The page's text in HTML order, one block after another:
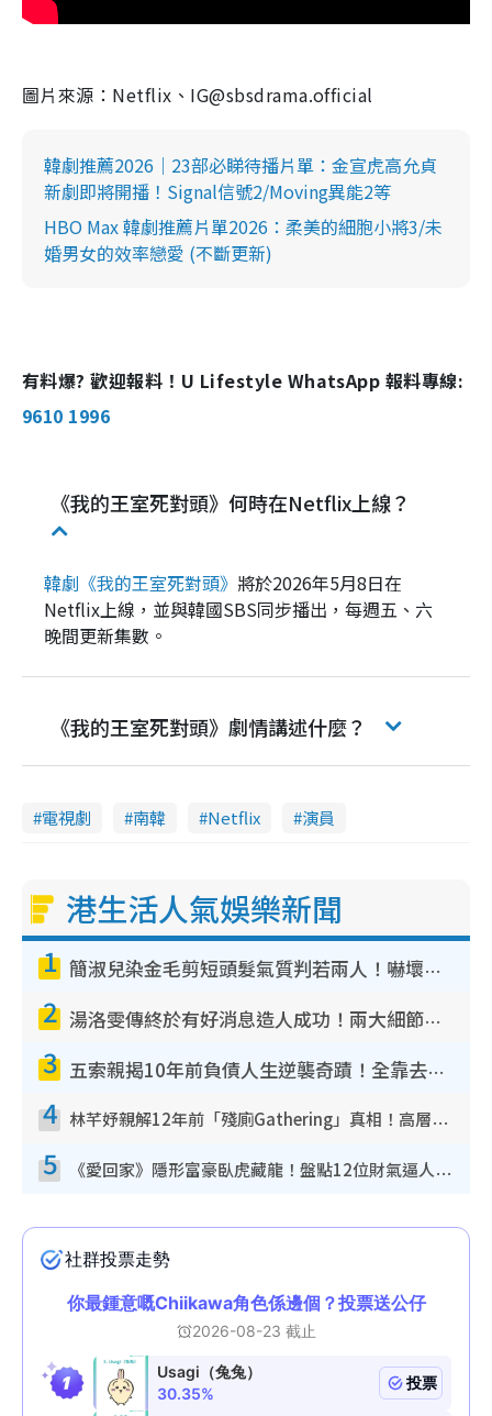
圖片來源：Netflix、IG@sbsdrama.official
韓劇推薦2026｜23部必睇待播片單：金宣虎高允貞
新劇即將開播！Signal信號2/Moving異能2等
HBO Max 韓劇推薦片單2026：柔美的細胞小將3/未
婚男女的效率戀愛 (不斷更新)
有料爆? 歡迎報料！U Lifestyle WhatsApp 報料專線:
9610 1996
《我的王室死對頭》何時在Netflix上線？
韓劇《我的王室死對頭》 將於2026年5月8日在
Netflix上線，並與韓國SBS同步播出，每週五、六
晚間更新集數。
《我的王室死對頭》劇情講述什麼？
電視劇 南韓 Netflix 演員
港生活人氣娛樂新聞
1 簡淑兒染金毛剪短頭髮氣質判若兩人！嚇壞老公麥大力都認唔出：「你做咩事？」
2 湯洛雯傳終於有好消息造人成功！兩大細節曝孕味極濃惹猜測：大肚婆先會咁！
3 五索親揭10年前負債人生逆襲奇蹟！全靠去一地方轉運後即遇上馬先生
4 林芊妤親解12年前「殘廁Gathering」真相！高層解約一句話重創尊嚴至今拒返TVB
5 《愛回家》隱形富豪臥虎藏龍！盤點12位財氣逼人的有錢藝人：呢位靚女3億身家唔憂做